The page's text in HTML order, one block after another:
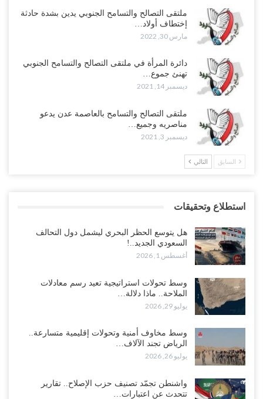
ملتقى التصالح والتسامح الجنوبي يدين بشدة حادثة
إختطاف أولاد…
مارس 30, 2022
دائرة المرأة في ملتقى التصالح والتسامح الجنوبي
تهنئ جموع…
ديسمبر 14, 2021
ملتقى التصالح والتسامح بالعاصمة عدن يدعو
مناصريه وجميع…
ديسمبر 3, 2021
السابق التالي
استطلاع وتحقيقات
هل يتوسع الحظر البحري ليشمل دول التحالف
السعودي الجديد..!
أغسطس 1, 2026
وسط تحولات استراتيجية تعيد رسم معادلات
الملاحة.. ماذا دلالة…
يوليو 29, 2026
وسط مخاوف أمنية وتحولات إقليمية متسارعة..
الرياض تجند الآلاف…
يوليو 26, 2026
واشنطن تجمّد تصنيف حزب الإصلاح.. تقارير
تتحدث عن اعتبارات…